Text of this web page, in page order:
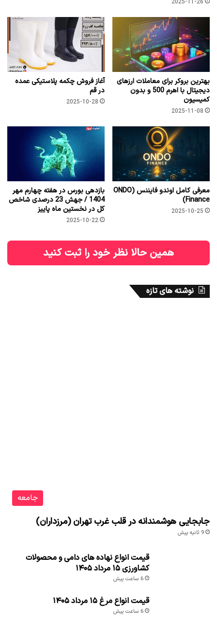
2025-11-26
بهترین بروکر برای معاملات ارزهای
دیجیتال با اهرم 500 و بدون
کمیسیون
2025-11-08
آغاز فروش چکمه پلاستیکی عمده
در قم
2025-10-28
معرفی کامل اوندو فایننس (ONDO
Finance)
2025-10-25
بازدهی بورس در هفته چهارم مهر
1404 / جهش 23 درصدی شاخص
کل در نخستین ماه پاییز
2025-10-22
همین حالا نظر خود را ثبت کنید
نوشته های تازه
جامعه
جابجایی هوشمندانه در قلب غرب تهران (مرزداران)
9 ثانیه پیش
قیمت انواع نهاده های دامی و محصولات
کشاورزی ۱۵ مرداد ۱۴۰۵
6 ساعت پیش
قیمت انواع مرغ ۱۵ مرداد ۱۴۰۵
6 ساعت پیش